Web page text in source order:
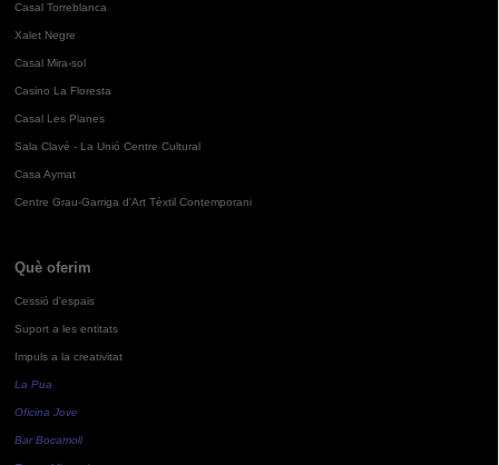
Casal Torreblanca
Xalet Negre
Casal Mira-sol
Casino La Floresta
Casal Les Planes
Sala Clavé - La Unió Centre Cultural
Casa Aymat
Centre Grau-Garriga d'Art Tèxtil Contemporani
Què oferim
Cessió d'espais
Suport a les entitats
Impuls a la creativitat
La Pua
Oficina Jove
Bar Bocamoll